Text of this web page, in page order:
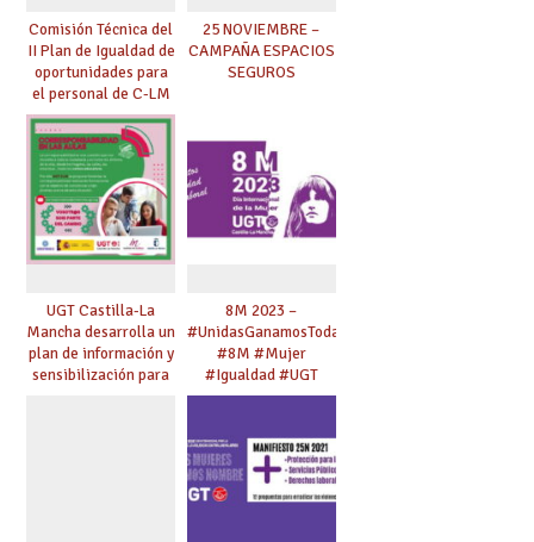
Comisión Técnica del
II Plan de Igualdad de
oportunidades para
el personal de C-LM
25 NOVIEMBRE –
CAMPAÑA ESPACIOS
SEGUROS
UGT Castilla-La
Mancha desarrolla un
plan de información y
sensibilización para
8M 2023 –
#UnidasGanamosTodas
#8M #Mujer
#Igualdad #UGT